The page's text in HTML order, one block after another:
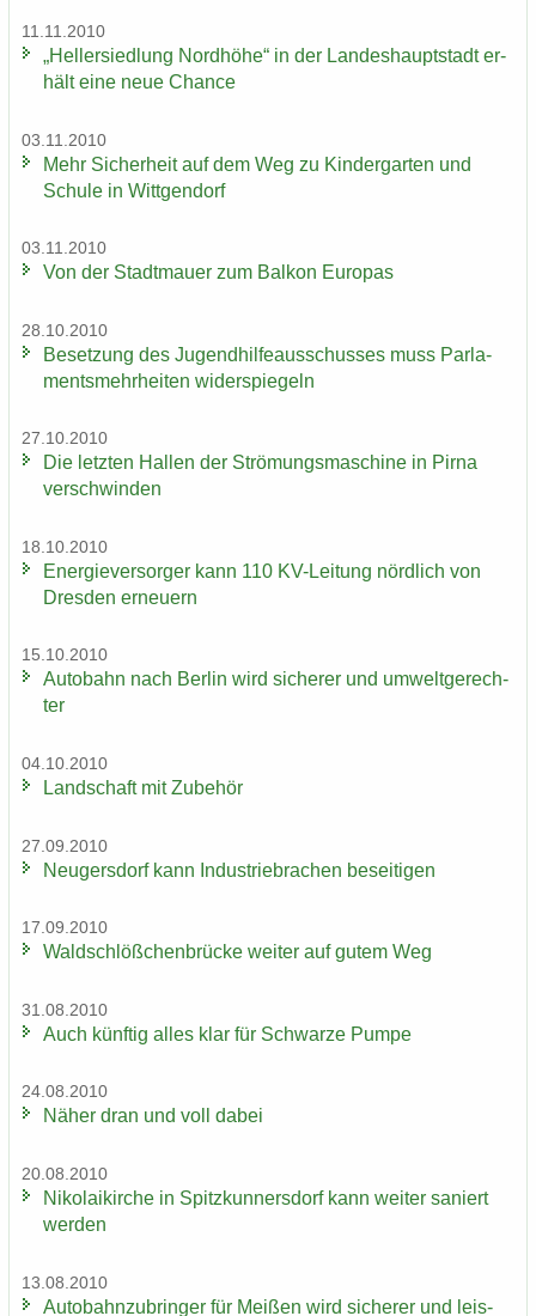
11.11.2010
„Hel­ler­sied­lung Nord­hö­he“ in der Lan­des­haupt­stadt er­
hält eine neue Chan­ce
03.11.2010
Mehr Si­cher­heit auf dem Weg zu Kin­der­gar­ten und
Schu­le in Witt­gen­dorf
03.11.2010
Von der Stadt­mau­er zum Bal­kon Eu­ro­pas
28.10.2010
Be­set­zung des Ju­gend­hil­fe­aus­schus­ses muss Par­la­
ments­mehr­hei­ten wi­der­spie­geln
27.10.2010
Die letz­ten Hal­len der Strö­mungs­ma­schi­ne in Pirna
ver­schwin­den
18.10.2010
En­er­gie­ver­sor­ger kann 110 KV-​Leitung nörd­lich von
Dres­den er­neu­ern
15.10.2010
Au­to­bahn nach Ber­lin wird si­che­rer und um­welt­ge­rech­
ter
04.10.2010
Land­schaft mit Zu­be­hör
27.09.2010
Neu­gers­dorf kann In­dus­trie­bra­chen be­sei­ti­gen
17.09.2010
Wald­schlöß­chen­brü­cke wei­ter auf gutem Weg
31.08.2010
Auch künf­tig alles klar für Schwar­ze Pumpe
24.08.2010
Näher dran und voll dabei
20.08.2010
Ni­ko­lai­kir­che in Spitz­kun­ners­dorf kann wei­ter sa­niert
wer­den
13.08.2010
Au­to­bahn­zu­brin­ger für Mei­ßen wird si­che­rer und leis­